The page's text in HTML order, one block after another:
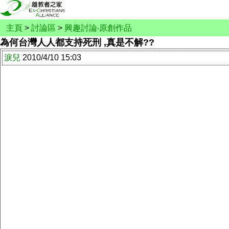
主頁 > 討論區 > 興趣討論‧原創作品
為何台灣人人都支持死刑 ,真是不解??
淚兒 2010/4/10 15:03